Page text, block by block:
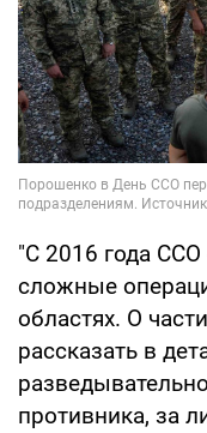
"С 2016 года
сложные
областях. О
рассказать в
противника, за